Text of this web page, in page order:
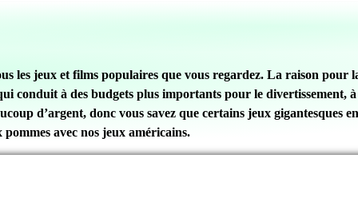
les jeux et films populaires que vous regardez. La raison pour
conduit à des budgets plus importants pour le divertissement,
d’argent, donc vous savez que certains jeux gigantesques
avec nos jeux américains.